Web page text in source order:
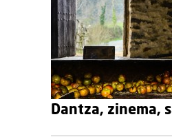
Dantza, zinema,